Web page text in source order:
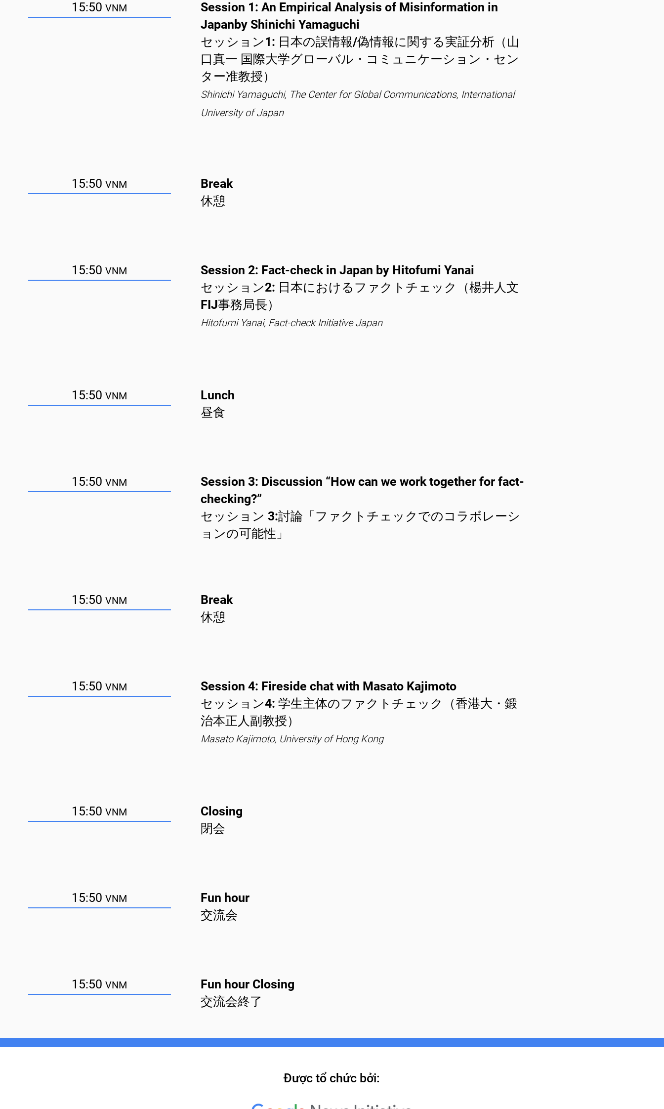
15:50VNM
Session 1: An Empirical Analysis of Misinformation in
Japanby Shinichi Yamaguchi
セッション1: 日本の誤情報/偽情報に関する実証分析（山
口真一 国際大学グローバル・コミュニケーション・セン
ター准教授）
Shinichi Yamaguchi, The Center for Global Communications, International
University of Japan
15:50VNM
Break
休憩
15:50VNM
Session 2: Fact-check in Japan by Hitofumi Yanai
セッション2: 日本におけるファクトチェック（楊井人文
FIJ事務局長）
Hitofumi Yanai, Fact-check Initiative Japan
15:50VNM
Lunch
昼食
15:50VNM
Session 3: Discussion “How can we work together for fact-
checking?”
セッション 3:討論「ファクトチェックでのコラボレーシ
ョンの可能性」
15:50VNM
Break
休憩
15:50VNM
Session 4: Fireside chat with Masato Kajimoto
セッション4: 学生主体のファクトチェック（香港大・鍛
治本正人副教授）
Masato Kajimoto, University of Hong Kong
15:50VNM
Closing
閉会
15:50VNM
Fun hour
交流会
15:50VNM
Fun hour Closing
交流会終了
Được tổ chức bởi: